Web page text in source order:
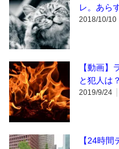
レ。あら
2018/10/10
【動画】
と犯人は
2019/9/24
【24時